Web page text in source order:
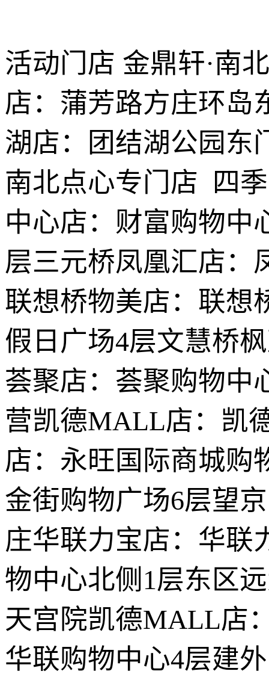
活动门店 金鼎轩·南
店：蒲芳路方庄环岛
湖店：团结湖公园东
南北点心专门店 四
中心店：财富购物中
层三元桥凤凰汇店：
联想桥物美店：联想
假日广场4层文慧桥
荟聚店：荟聚购物中
营凯德MALL店：凯
店：永旺国际商城购
金街购物广场6层望
庄华联力宝店：华联
物中心北侧1层东区
天宫院凯德MALL店
华联购物中心4层建